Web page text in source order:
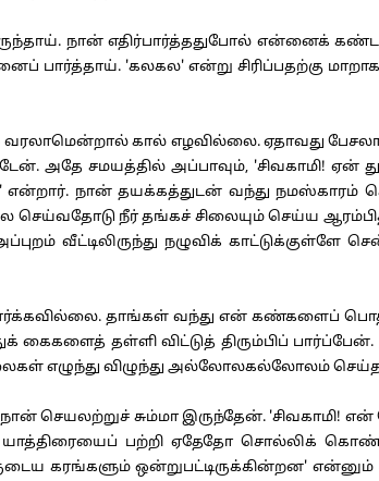
நான் எதிர்பார்த்ததுபோல் என்னைக்
'கலகல' என்று சிரிப்பதற்கு
கால் எழவில்லை. ஏதாவது
அதே சமயத்தில் அப்பாவும், 'சிவகாமி! ஏன்
என்றார். நான் தயக்கத்துடன் வந்து நமஸ்காரம்
செய்வதோடு நீர் தங்கச் சிலையும் செய்ய
வீட்டிலிருந்து நழுவிக் காட்டுக்குள்ளே
தாங்கள் வந்து என் கண்களைப்
தள்ளி விட்டுத் திரும்பிப்
எழுந்து விழுந்து அல்லோலகல்லோலம்
சும்மா இருந்தேன். 'சிவகாமி! என்
யாத்திரையைப் பற்றி ஏதேதோ சொல்லிக்
கரங்களும் ஒன்றுபட்டிருக்கின்றன'